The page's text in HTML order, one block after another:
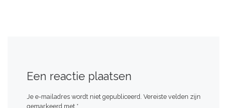
Een reactie plaatsen
Je e-mailadres wordt niet gepubliceerd. Vereiste velden zijn
gemarkeerd met *